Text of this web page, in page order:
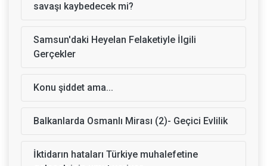
savaşı kaybedecek mi?
Samsun'daki Heyelan Felaketiyle İlgili
Gerçekler
Konu şiddet ama...
Balkanlarda Osmanlı Mirası (2)- Geçici Evlilik
İktidarın hataları Türkiye muhalefetine